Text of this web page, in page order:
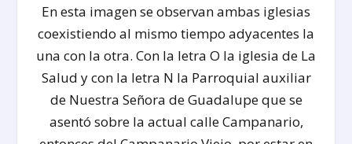
En esta imagen se observan ambas iglesias
coexistiendo al mismo tiempo adyacentes la
una con la otra. Con la letra O la iglesia de La
Salud y con la letra N la Parroquial auxiliar
de Nuestra Señora de Guadalupe que se
asentó sobre la actual calle Campanario,